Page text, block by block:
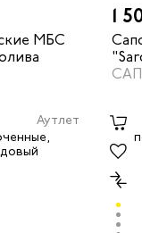
МБС
1
Аутлет